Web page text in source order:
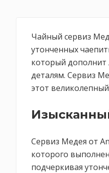
Чайный сервиз
утонченных
который дополнит
деталям. Сервиз
этот
Сервиз Медея от
которого
подчеркивая